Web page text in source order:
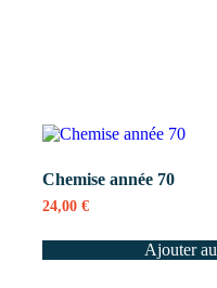
Chemise année 70
24,00 €
Ajouter